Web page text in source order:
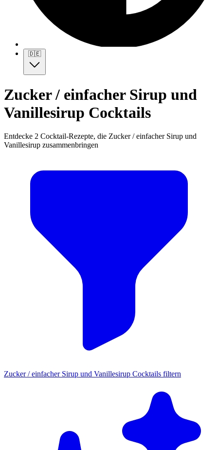
🇩🇪
Zucker / einfacher Sirup und
Vanillesirup Cocktails
Entdecke 2 Cocktail-Rezepte, die Zucker / einfacher Sirup und
Vanillesirup zusammenbringen
Zucker / einfacher Sirup und Vanillesirup Cocktails filtern